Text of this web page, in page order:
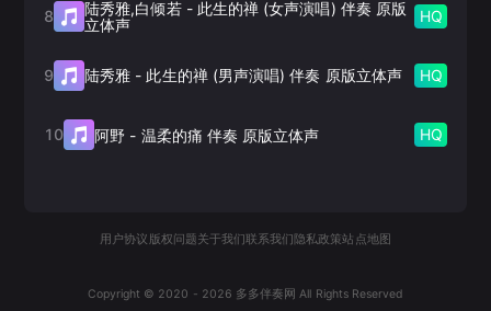
8 陆秀雅,白倾若- 此生的禅 (女声演唱) 伴奏 原版
立体声
HQ
9 陆秀雅 - 此生的禅 (男声演唱) 伴奏 原版立体声 HQ
10 阿野 - 温柔的痛 伴奏 原版立体声 HQ
用户协议 版权问题关于我们联系我们 隐私政策站点地图
Copyright © 2020 - 2026 多多伴奏网 All Rights Reserved